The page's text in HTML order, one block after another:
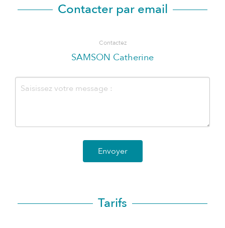
Contacter par email
Contactez
SAMSON Catherine
Envoyer
Tarifs